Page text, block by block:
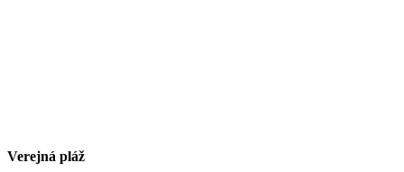
Verejná pláž